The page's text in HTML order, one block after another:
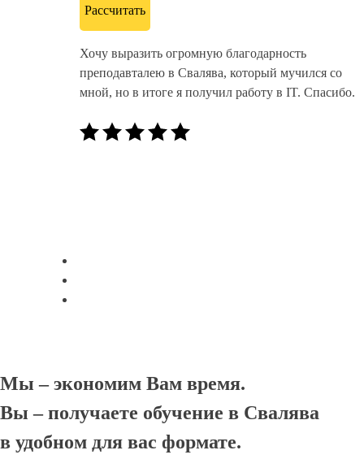
Рассчитать
Хочу выразить огромную благодарность
преподавталею в Свалява, который мучился со
мной, но в итоге я получил работу в IT. Спасибо.
Мы – экономим Вам время.
Вы – получаете обучение в Свалява
в удобном для вас формате.